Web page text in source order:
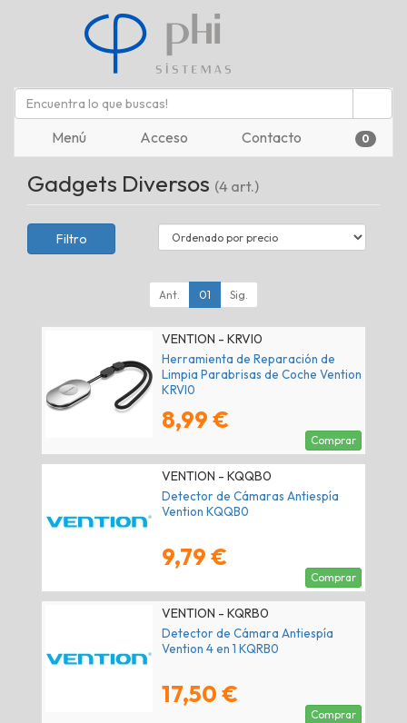
Menú Acceso Contacto 0
Gadgets Diversos (4 art.)
Filtro
Ant. 01 Sig.
VENTION - KRVI0
Herramienta de Reparación de
Limpia Parabrisas de Coche Vention
KRVI0
8,99 €
Comprar
VENTION - KQQB0
Detector de Cámaras Antiespía
Vention KQQB0
9,79 €
Comprar
VENTION - KQRB0
Detector de Cámara Antiespía
Vention 4 en 1 KQRB0
17,50 €
Comprar